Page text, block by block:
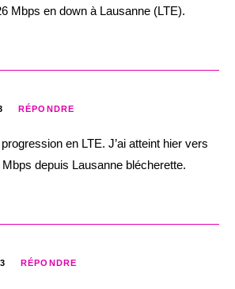
Mbps en down à Lausanne (LTE).
RÉPONDRE
en LTE. J’ai atteint hier vers
depuis Lausanne blécherette.
RÉPONDRE